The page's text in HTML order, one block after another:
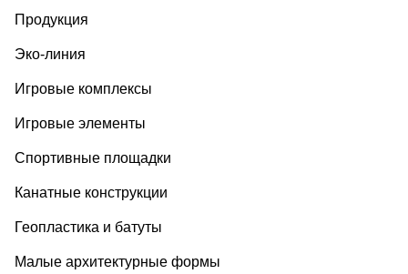
Продукция
Эко-линия
Игровые комплексы
Игровые элементы
Спортивные площадки
Канатные конструкции
Геопластика и батуты
Малые архитектурные формы